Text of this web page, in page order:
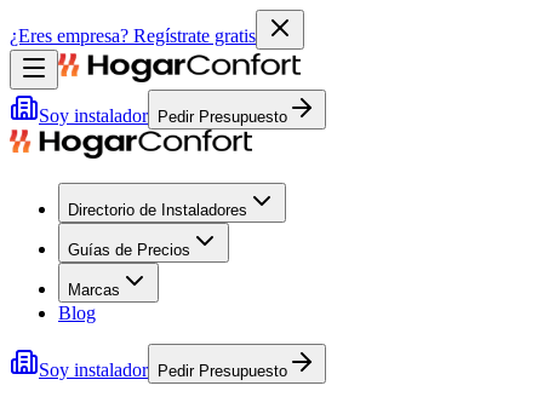
¿Eres empresa? Regístrate gratis
Soy instalador Pedir Presupuesto
Directorio de Instaladores
Guías de Precios
Marcas
Blog
Soy instalador Pedir Presupuesto